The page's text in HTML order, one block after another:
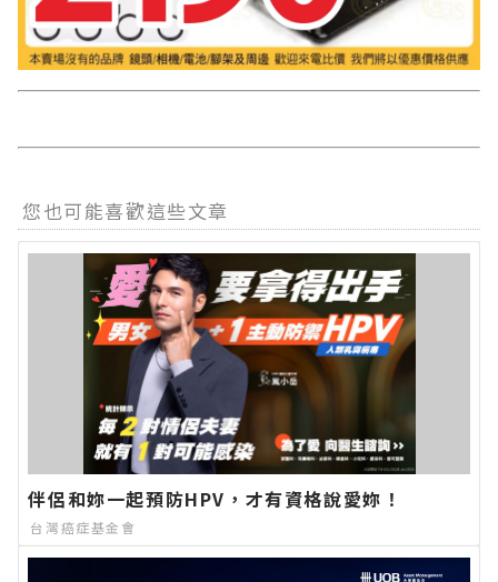
您也可能喜歡這些文章
伴侶和妳一起預防HPV，才有資格說愛妳！
台灣癌症基金會